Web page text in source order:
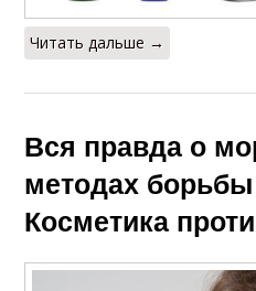
Читать дальше →
Вся правда о
методах
Косметика